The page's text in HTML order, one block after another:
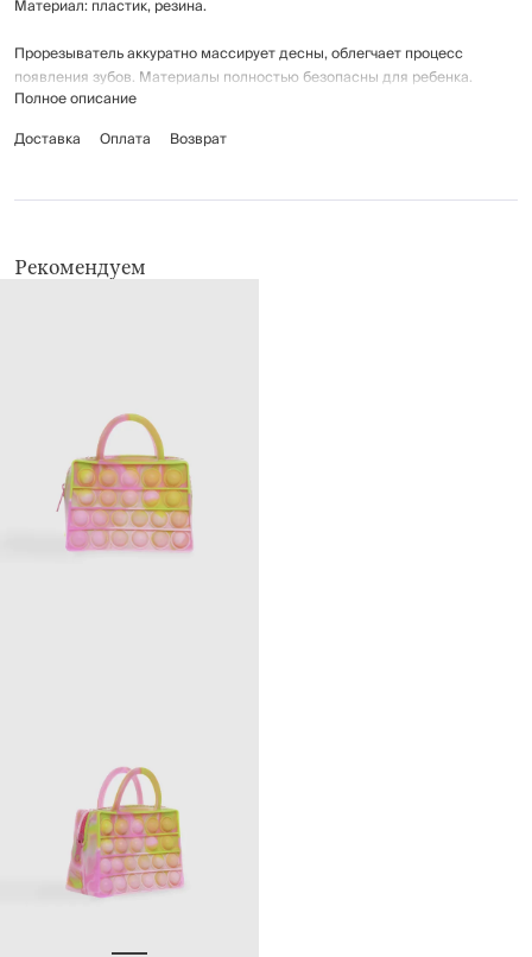
Материал: пластик, резина.
Прорезыватель аккуратно массирует десны, облегчает процесс
появления зубов. Материалы полностью безопасны для ребенка.
Предназначена для детей 0+.
Полное описание
Доставка
Оплата Возврат
Рекомендуем